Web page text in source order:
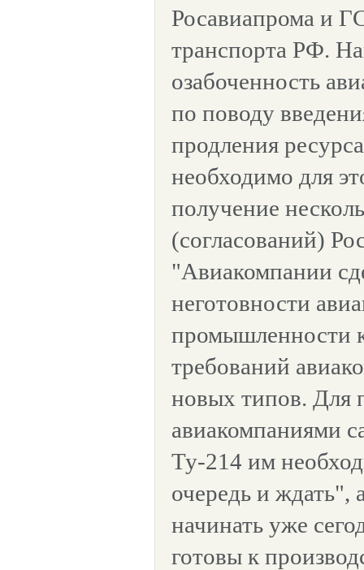
Росавиапрома и
транспорта РФ.
озабоченность
по поводу
продления
необходимо для
получение
(согласований)
"Авиакомпании
неготовности
промышленности
требований
новых типов. Для
авиакомпаниями
Ту-214 им
очередь и ждать",
начинать уже
готовы к